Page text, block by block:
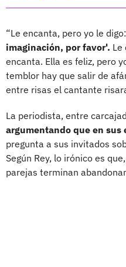
“Le encanta, pero yo le
imaginación, por favor'. Le
encanta. Ella es feliz, pero
temblor hay que salir de
entre risas el cantante
La periodista, entre
argumentando que en sus
pregunta a sus invitados
Según Rey, lo irónico es
parejas terminan